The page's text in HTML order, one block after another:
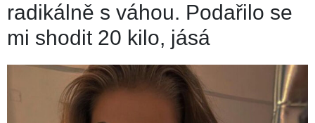
radikálně s váhou. Podařilo se
mi shodit 20 kilo, jásá